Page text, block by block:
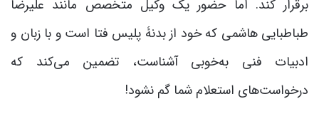
برقرار کند. اما حضور یک وکیل متخصص مانند علیرضا
طباطبایی هاشمی که خود از بدنۀ پلیس فتا است و با زبان و
ادبیات فنی به‌خوبی آشناست، تضمین می‌کند که
درخواست‌های استعلام شما گم نشود!